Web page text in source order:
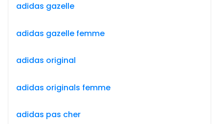
adidas gazelle
adidas gazelle femme
adidas original
adidas originals femme
adidas pas cher